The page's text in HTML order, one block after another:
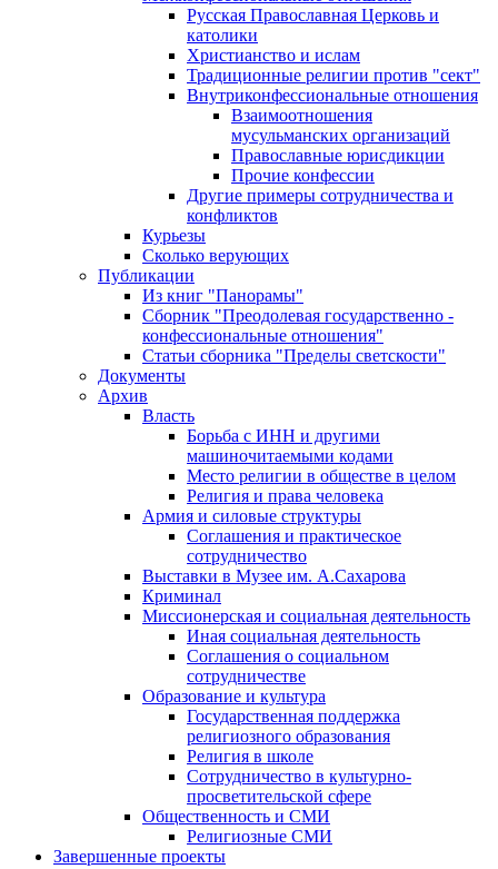
Русская Православная Церковь и
католики
Христианство и ислам
Традиционные религии против "сект"
Внутриконфессиональные отношения
Взаимоотношения
мусульманских организаций
Православные юрисдикции
Прочие конфессии
Другие примеры сотрудничества и
конфликтов
Курьезы
Сколько верующих
Публикации
Из книг "Панорамы"
Сборник "Преодолевая государственно -
конфессиональные отношения"
Статьи сборника "Пределы светскости"
Документы
Архив
Власть
Борьба с ИНН и другими
машиночитаемыми кодами
Место религии в обществе в целом
Религия и права человека
Армия и силовые структуры
Соглашения и практическое
сотрудничество
Выставки в Музее им. А.Сахарова
Криминал
Миссионерская и социальная деятельность
Иная социальная деятельность
Соглашения о социальном
сотрудничестве
Образование и культура
Государственная поддержка
религиозного образования
Религия в школе
Сотрудничество в культурно-
просветительской сфере
Общественность и СМИ
Религиозные СМИ
Завершенные проекты